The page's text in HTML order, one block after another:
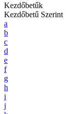
Kezdőbetűk
Kezdőbetű Szerint
a
b
c
d
e
f
g
h
i
j